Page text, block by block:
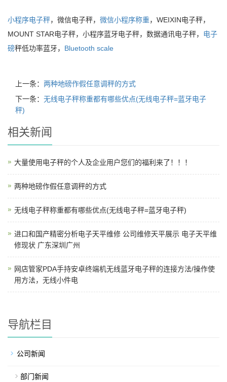
小程序电子秤，微信电子秤， 微信小程序称重，WEIXIN电子秤，
MOUNT STAR电子秤，小程序蓝牙电子秤，数据通讯电子秤， 电子
磅秤低功率蓝牙， Bluetooth scale
上一条： 两种地磅作假任意调秤的方式
下一条： 无线电子秤称重都有哪些优点(无线电子秤=蓝牙电子
秤)
相关新闻
大量使用电子秤的个人及企业用户您们的福利来了！！！
两种地磅作假任意调秤的方式
无线电子秤称重都有哪些优点(无线电子秤=蓝牙电子秤)
进口和国产精密分析电子天平维修 公司维修天平展示 电子天平维
修现状 广东深圳广州
​网店管家PDA手持安卓终端机无线蓝牙电子秤的连接方法/操作使
用方法，无线小件电
导航栏目
公司新闻
部门新闻